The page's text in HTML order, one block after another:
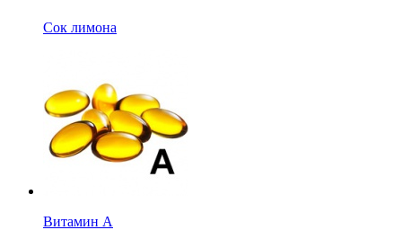
Сок лимона
Витамин А